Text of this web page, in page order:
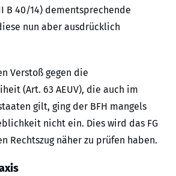
B 40/14) dementsprechende
nun aber ausdrücklich
Verstoß gegen die
(Art. 63 AEUV), die auch im
gilt, ging der BFH mangels
nicht ein. Dies wird das FG
Rechtszug näher zu prüfen haben.